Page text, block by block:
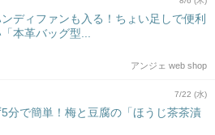
ディファンも入る！ちょい足しで便利
本革バッグ型...
アンジェ web shop
7/22 (水)
分で簡単！梅と豆腐の「ほうじ茶茶漬